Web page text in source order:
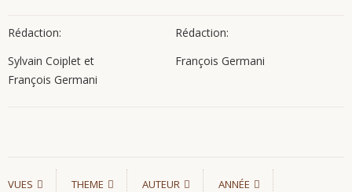
Rédaction:
Sylvain Coiplet et
François Germani
Rédaction:
François Germani
VUES THEME AUTEUR ANNÉE